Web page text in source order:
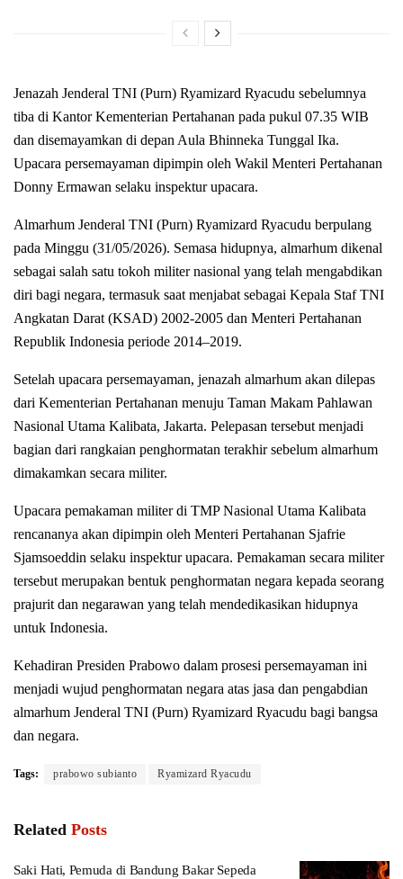
Jenazah Jenderal TNI (Purn) Ryamizard Ryacudu sebelumnya
tiba di Kantor Kementerian Pertahanan pada pukul 07.35 WIB
dan disemayamkan di depan Aula Bhinneka Tunggal Ika.
Upacara persemayaman dipimpin oleh Wakil Menteri Pertahanan
Donny Ermawan selaku inspektur upacara.
Almarhum Jenderal TNI (Purn) Ryamizard Ryacudu berpulang
pada Minggu (31/05/2026). Semasa hidupnya, almarhum dikenal
sebagai salah satu tokoh militer nasional yang telah mengabdikan
diri bagi negara, termasuk saat menjabat sebagai Kepala Staf TNI
Angkatan Darat (KSAD) 2002-2005 dan Menteri Pertahanan
Republik Indonesia periode 2014–2019.
Setelah upacara persemayaman, jenazah almarhum akan dilepas
dari Kementerian Pertahanan menuju Taman Makam Pahlawan
Nasional Utama Kalibata, Jakarta. Pelepasan tersebut menjadi
bagian dari rangkaian penghormatan terakhir sebelum almarhum
dimakamkan secara militer.
Upacara pemakaman militer di TMP Nasional Utama Kalibata
rencananya akan dipimpin oleh Menteri Pertahanan Sjafrie
Sjamsoeddin selaku inspektur upacara. Pemakaman secara militer
tersebut merupakan bentuk penghormatan negara kepada seorang
prajurit dan negarawan yang telah mendedikasikan hidupnya
untuk Indonesia.
Kehadiran Presiden Prabowo dalam prosesi persemayaman ini
menjadi wujud penghormatan negara atas jasa dan pengabdian
almarhum Jenderal TNI (Purn) Ryamizard Ryacudu bagi bangsa
dan negara.
Tags: prabowo subianto Ryamizard Ryacudu
Related Posts
Saki Hati, Pemuda di Bandung Bakar Sepeda